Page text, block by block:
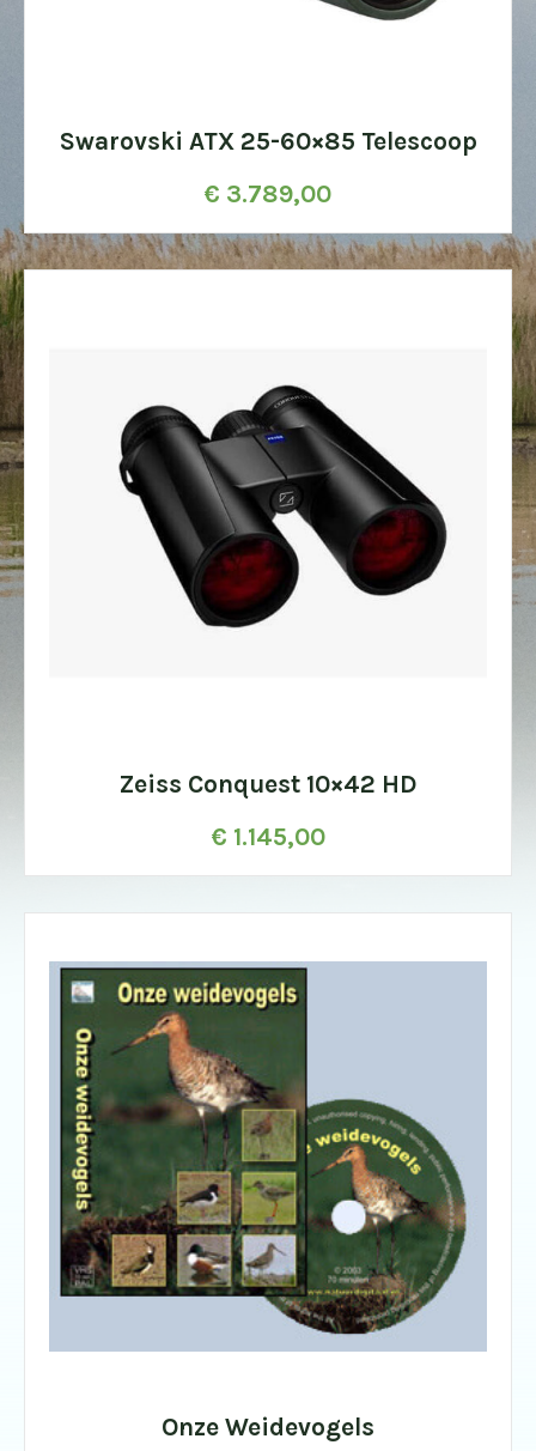
Swarovski ATX 25-60×85 Telescoop
€ 3.789,00
Zeiss Conquest 10×42 HD
€ 1.145,00
Onze Weidevogels